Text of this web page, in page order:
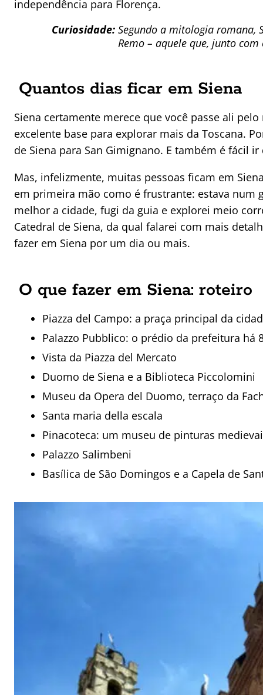
independência para Florença.
Curiosidade: Segundo a mitologia romana,
Remo – aquele que, junto
Quantos dias ficar em Siena
Siena certamente merece que você passe ali
excelente base para explorar mais da Toscana.
de Siena para San Gimignano. E também é fácil
Mas, infelizmente, muitas pessoas ficam em
em primeira mão como é frustrante: estava num
melhor a cidade, fugi da guia e explorei meio
Catedral de Siena, da qual falarei com mais
fazer em Siena por um dia ou mais.
O que fazer em Siena: roteiro
Piazza del Campo: a praça principal da
Palazzo Pubblico: o prédio da prefeitura há
Vista da Piazza del Mercato
Duomo de Siena e a Biblioteca Piccolomini
Museu da Opera del Duomo, terraço da
Santa maria della escala
Pinacoteca: um museu de pinturas
Palazzo Salimbeni
Basílica de São Domingos e a Capela de